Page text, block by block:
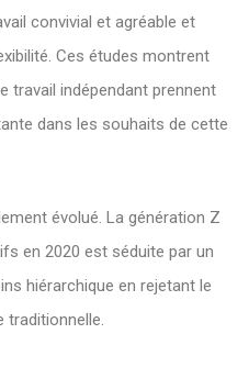
convivial et agréable et
Ces études montrent
travail indépendant prennent
dans les souhaits de cette
évolué. La génération Z
en 2020 est séduite par un
hiérarchique en rejetant le
traditionnelle.